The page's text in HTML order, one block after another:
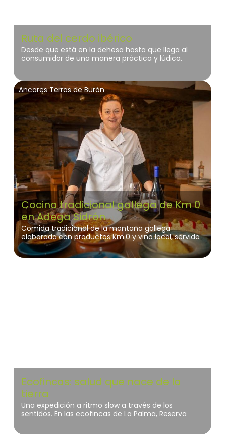
Ruta del cerdo ibérico
Desde que está en la dehesa hasta que llega al
consumidor de una manera práctica y lúdica.
Ancares Terras de Burón
Cocina tradicional gallega de Km 0
en Adega Sidrón
Comida tradicional de la montaña gallega
elaborada con productos Km.0 y vino local, servida
en las antiguas cuadras rehabilitadas de una casa
de piedra en Negueira de Muñiz.
Ecofincas: salud que nace de la
tierra
Una expedición a ritmo slow a través de los
sentidos. En las ecofincas de La Palma, Reserva